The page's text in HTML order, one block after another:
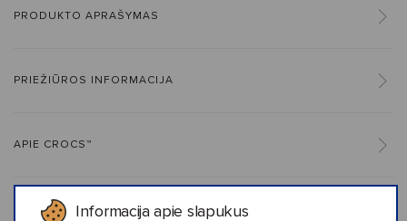
Informacija apie slapukus
PRODUKTO APRAŠYMAS
PRIEŽIŪROS INFORMACIJA
APIE CROCS™
KLIENTŲ ATSILIEPIMAI (3)